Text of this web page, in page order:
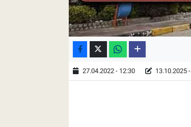
27.04.2022 - 12:30 13.10.2025